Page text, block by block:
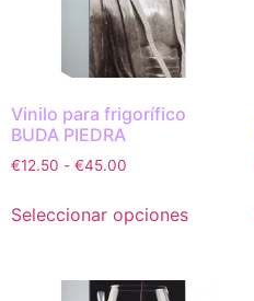
Vinilo para frigorífico
BUDA PIEDRA
€12.50 - €45.00
Seleccionar opciones